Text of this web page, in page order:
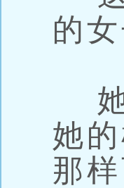
的女
她
她
那